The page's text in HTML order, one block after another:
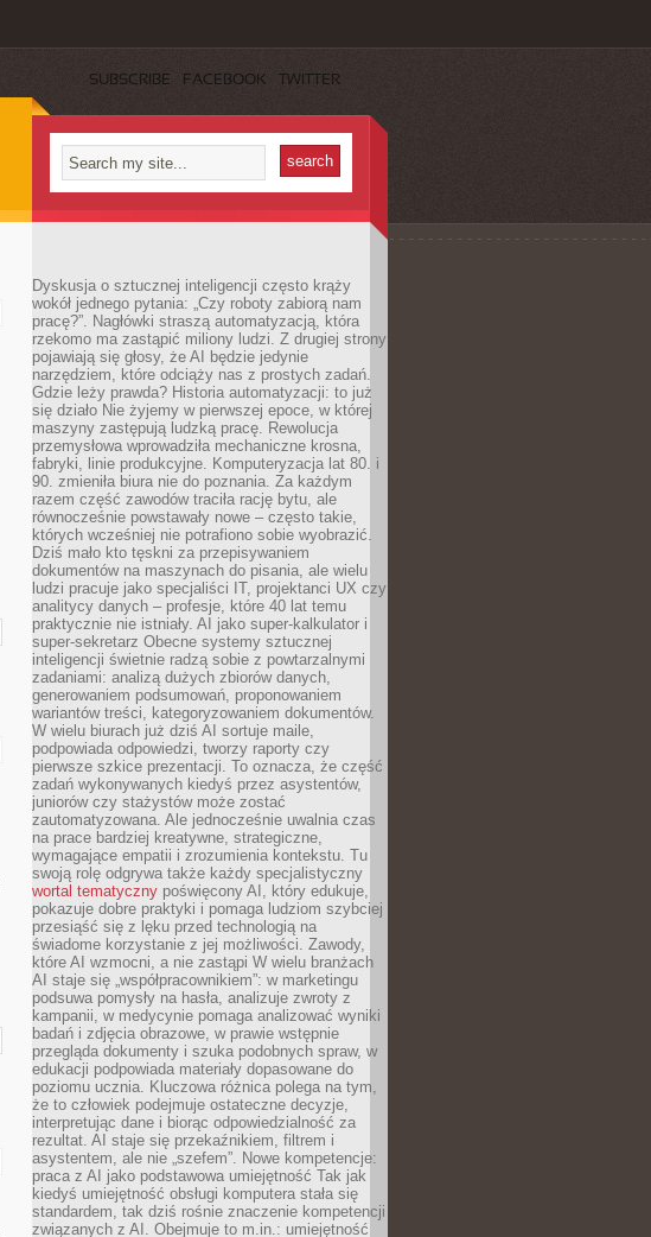
SUBSCRIBE FACEBOOK TWITTER
Dyskusja o sztucznej inteligencji często krąży
wokół jednego pytania: „Czy roboty zabiorą nam
pracę?”. Nagłówki straszą automatyzacją, która
rzekomo ma zastąpić miliony ludzi. Z drugiej strony
pojawiają się głosy, że AI będzie jedynie
narzędziem, które odciąży nas z prostych zadań.
Gdzie leży prawda? Historia automatyzacji: to już
się działo Nie żyjemy w pierwszej epoce, w której
maszyny zastępują ludzką pracę. Rewolucja
przemysłowa wprowadziła mechaniczne krosna,
fabryki, linie produkcyjne. Komputeryzacja lat 80. i
90. zmieniła biura nie do poznania. Za każdym
razem część zawodów traciła rację bytu, ale
równocześnie powstawały nowe – często takie,
których wcześniej nie potrafiono sobie wyobrazić.
Dziś mało kto tęskni za przepisywaniem
dokumentów na maszynach do pisania, ale wielu
ludzi pracuje jako specjaliści IT, projektanci UX czy
analitycy danych – profesje, które 40 lat temu
praktycznie nie istniały. AI jako super-kalkulator i
super-sekretarz Obecne systemy sztucznej
inteligencji świetnie radzą sobie z powtarzalnymi
zadaniami: analizą dużych zbiorów danych,
generowaniem podsumowań, proponowaniem
wariantów treści, kategoryzowaniem dokumentów.
W wielu biurach już dziś AI sortuje maile,
podpowiada odpowiedzi, tworzy raporty czy
pierwsze szkice prezentacji. To oznacza, że część
zadań wykonywanych kiedyś przez asystentów,
juniorów czy stażystów może zostać
zautomatyzowana. Ale jednocześnie uwalnia czas
na prace bardziej kreatywne, strategiczne,
wymagające empatii i zrozumienia kontekstu. Tu
swoją rolę odgrywa także każdy specjalistyczny
wortal tematyczny poświęcony AI, który edukuje,
pokazuje dobre praktyki i pomaga ludziom szybciej
przesiąść się z lęku przed technologią na
świadome korzystanie z jej możliwości. Zawody,
które AI wzmocni, a nie zastąpi W wielu branżach
AI staje się „współpracownikiem”: w marketingu
podsuwa pomysły na hasła, analizuje zwroty z
kampanii, w medycynie pomaga analizować wyniki
badań i zdjęcia obrazowe, w prawie wstępnie
przegląda dokumenty i szuka podobnych spraw, w
edukacji podpowiada materiały dopasowane do
poziomu ucznia. Kluczowa różnica polega na tym,
że to człowiek podejmuje ostateczne decyzje,
interpretując dane i biorąc odpowiedzialność za
rezultat. AI staje się przekaźnikiem, filtrem i
asystentem, ale nie „szefem”. Nowe kompetencje:
praca z AI jako podstawowa umiejętność Tak jak
kiedyś umiejętność obsługi komputera stała się
standardem, tak dziś rośnie znaczenie kompetencji
związanych z AI. Obejmuje to m.in.: umiejętność